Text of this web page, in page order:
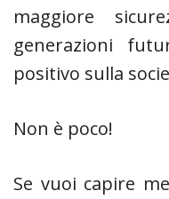
maggiore
generazioni
positivo sulla
Non è poco!
Se vuoi capire